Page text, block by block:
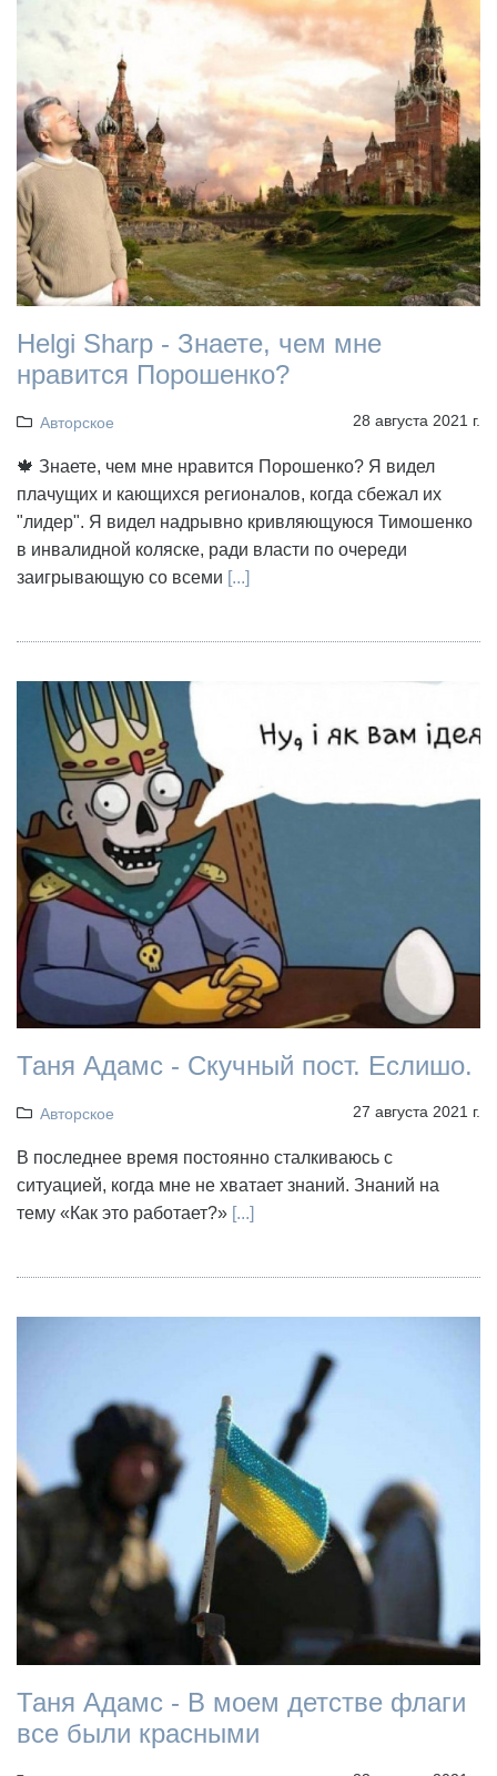
Helgi Sharp - Знаете, чем мне
нравится Порошенко?
Авторское 28 августа 2021 г.
🍁 Знаете, чем мне нравится Порошенко? Я видел
плачущих и кающихся регионалов, когда сбежал их
"лидер". Я видел надрывно кривляющуюся Тимошенко
в инвалидной коляске, ради власти по очереди
заигрывающую со всеми [...]
Таня Адамс - Скучный пост. Еслишо.
Авторское 27 августа 2021 г.
В последнее время постоянно сталкиваюсь с
ситуацией, когда мне не хватает знаний. Знаний на
тему «Как это работает?» [...]
Таня Адамс - В моем детстве флаги
все были красными